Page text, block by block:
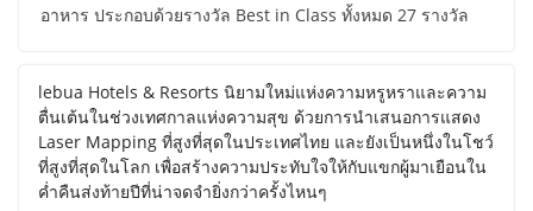
อาหาร ประกอบด้วยรางวัล Best in Class ทั้งหมด 27 รางวัล
lebua Hotels & Resorts นิยามใหม่แห่งความหรูหราและความ
ตื่นเต้นในช่วงเทศกาลแห่งความสุข ด้วยการนำเสนอการแสดง
Laser Mapping ที่สูงที่สุดในประเทศไทย และยังเป็นหนึ่งในโชว์
ที่สูงที่สุดในโลก เพื่อสร้างความประทับใจให้กับแขกผู้มาเยือนใน
ค่ำคืนส่งท้ายปีที่น่าจดจำยิ่งกว่าครั้งไหนๆ